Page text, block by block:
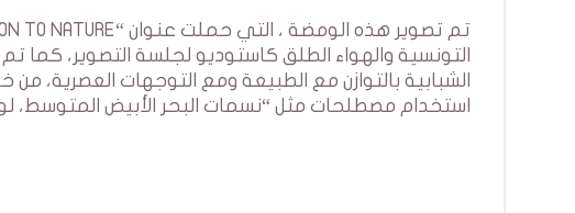
الشبابية بالتوازن مع الطبيعة ومع التوجهات العصرية،
استخدام مصطلحات مثل “نسمات البحر الأبيض المتوسط،